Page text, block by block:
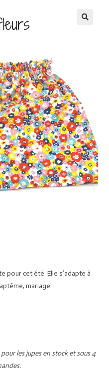
pour cet été. Elle s’adapte à
mariage.
les jupes en stock et sous 4